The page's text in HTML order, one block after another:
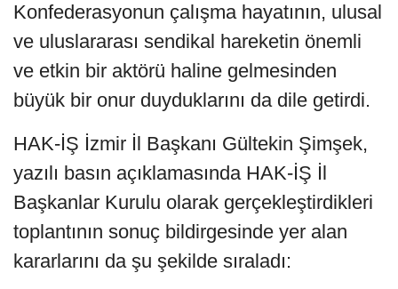
Konfederasyonun çalışma hayatının, ulusal
ve uluslararası sendikal hareketin önemli
ve etkin bir aktörü haline gelmesinden
büyük bir onur duyduklarını da dile getirdi.
HAK-İŞ İzmir İl Başkanı Gültekin Şimşek,
yazılı basın açıklamasında HAK-İŞ İl
Başkanlar Kurulu olarak gerçekleştirdikleri
toplantının sonuç bildirgesinde yer alan
kararlarını da şu şekilde sıraladı: